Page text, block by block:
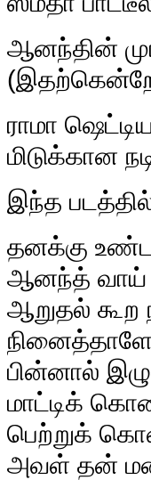
ஆனந்தின்
(இதற்கென்றே
ராமா
மிடுக்கான
இந்த
தனக்கு
ஆனந்த் வாய்
ஆறுதல் கூற
பின்னால்
மாட்டிக்
பெற்றுக்
அவள் தன்